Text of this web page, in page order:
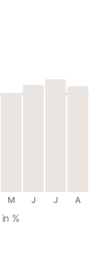
M J J A
%